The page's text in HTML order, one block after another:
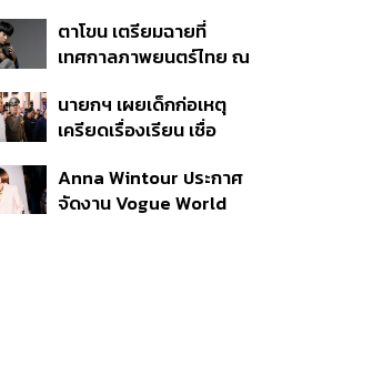
แรก หนุนรายได้ครึ่งปีทะลุ
3.2 แสนล้าน
ตาโขน เตรียมฉายที่
เทศกาลภาพยนตร์ไทย ณ
นายกฯ เผยเด็กก่อเหตุ
เครียดเรื่องเรียน เชื่อ
กระสุนอีกกว่า 30 นัด หาก
ไม่จบชีวิตตัวเองอาจสูญ
Anna Wintour ประกาศ
จัดงาน Vogue World